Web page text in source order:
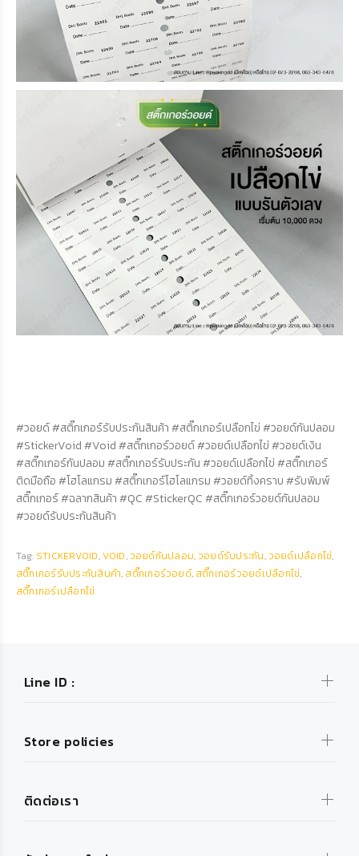
#วอยด์ #สติ๊กเกอร์รับประกันสินค้า #สติ๊กเกอร์เปลือกไข่ #วอยด์กันปลอม
#StickerVoid #Void #สติ๊กเกอร์วอยด์ #วอยด์เปลือกไข่ #วอยด์เงิน
#สติ๊กเกอร์กันปลอม #สติ๊กเกอร์รับประกัน #วอยด์เปลือกไข่ #สติ๊กเกอร์
ติดมือถือ #โฮโลแกรม #สติ๊กเกอร์โฮโลแกรม #วอยด์ทิ้งคราบ #รับพิมพ์
สติ๊กเกอร์ #ฉลากสินค้า #QC #StickerQC #สติ๊กเกอร์วอยด์กันปลอม
#วอยด์รับประกันสินค้า
Tag: STICKERVOID,VOID, วอยด์กันปลอม, วอยด์รับประกัน, วอยด์เปลือกไข่,
สติ๊กเกอร์รับประกันสินค้า, สติ๊กเกอร์วอยด์, สติ๊กเกอร์วอยด์เปลือกไข่,
สติ๊กเกอร์เปลือกไข่
Line ID :
Store policies
ติดต่อเรา